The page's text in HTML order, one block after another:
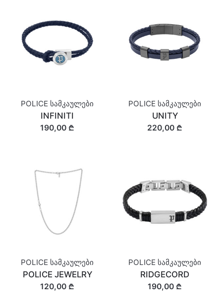
POLICE სამკაულები
INFINITI
190,00 ₾
POLICE სამკაულები
UNITY
220,00 ₾
POLICE სამკაულები
POLICE JEWELRY
120,00 ₾
POLICE სამკაულები
RIDGECORD
190,00 ₾